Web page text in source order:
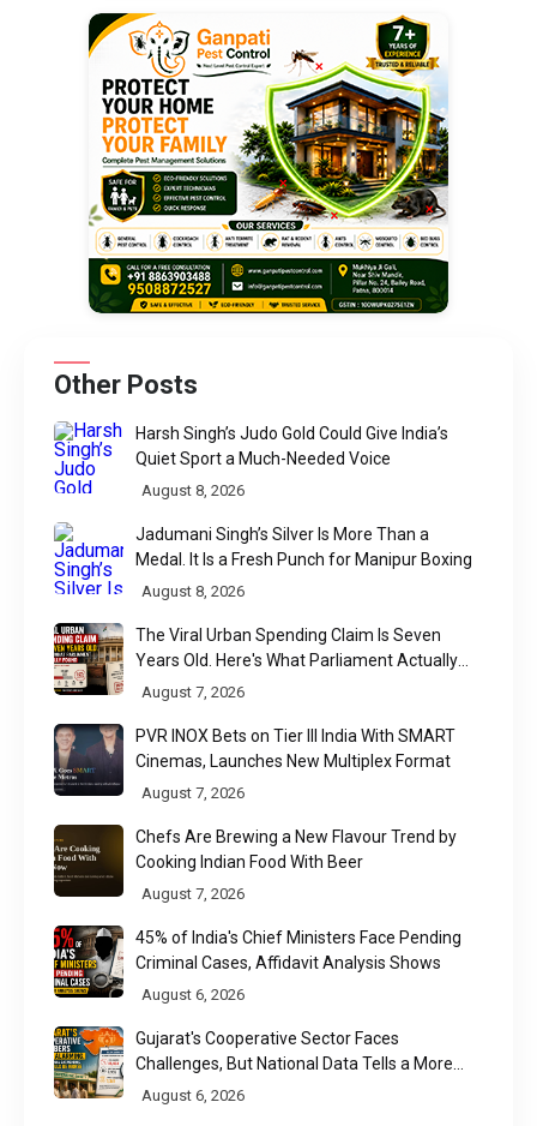
Other Posts
Harsh Singh’s Judo Gold Could Give India’s
Quiet Sport a Much-Needed Voice
August 8, 2026
Jadumani Singh’s Silver Is More Than a
Medal. It Is a Fresh Punch for Manipur Boxing
August 8, 2026
The Viral Urban Spending Claim Is Seven
Years Old. Here's What Parliament Actually
Found
August 7, 2026
PVR INOX Bets on Tier III India With SMART
Cinemas, Launches New Multiplex Format
August 7, 2026
Chefs Are Brewing a New Flavour Trend by
Cooking Indian Food With Beer
August 7, 2026
45% of India's Chief Ministers Face Pending
Criminal Cases, Affidavit Analysis Shows
August 6, 2026
Gujarat's Cooperative Sector Faces
Challenges, But National Data Tells a More
Nuanced Story
August 6, 2026